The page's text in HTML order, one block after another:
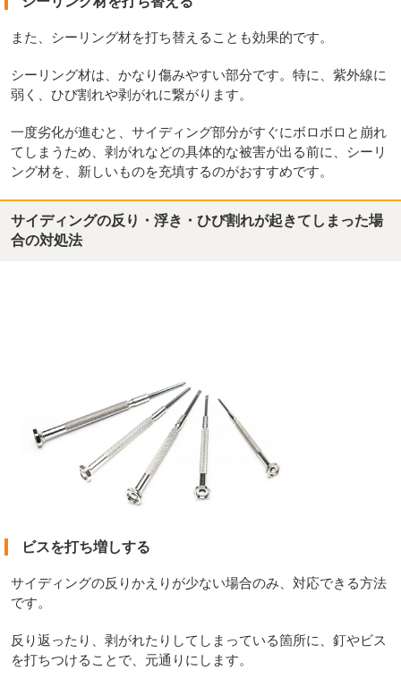
また、シーリング材を打ち替えることも効果的です。
シーリング材は、かなり傷みやすい部分です。特に、紫外線に
弱く、ひび割れや剥がれに繋がります。
一度劣化が進むと、サイディング部分がすぐにボロボロと崩れ
てしまうため、剥がれなどの具体的な被害が出る前に、シーリ
ング材を、新しいものを充填するのがおすすめです。
サイディングの反り・浮き・ひび割れが起きてしまった場
合の対処法
ビスを打ち増しする
サイディングの反りかえりが少ない場合のみ、対応できる方法
です。
反り返ったり、剥がれたりしてしまっている箇所に、釘やビス
を打ちつけることで、元通りにします。